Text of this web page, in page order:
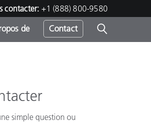
contacter: +1 (888) 800-9580
de Contact
simple question ou